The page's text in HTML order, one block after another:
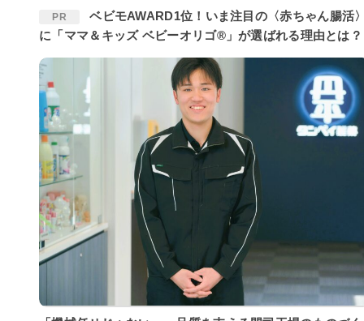
PR
ベビモAWARD1位！いま注目の〈赤ちゃん腸活〉
に「ママ＆キッズ ベビーオリゴ®」が選ばれる理由とは？